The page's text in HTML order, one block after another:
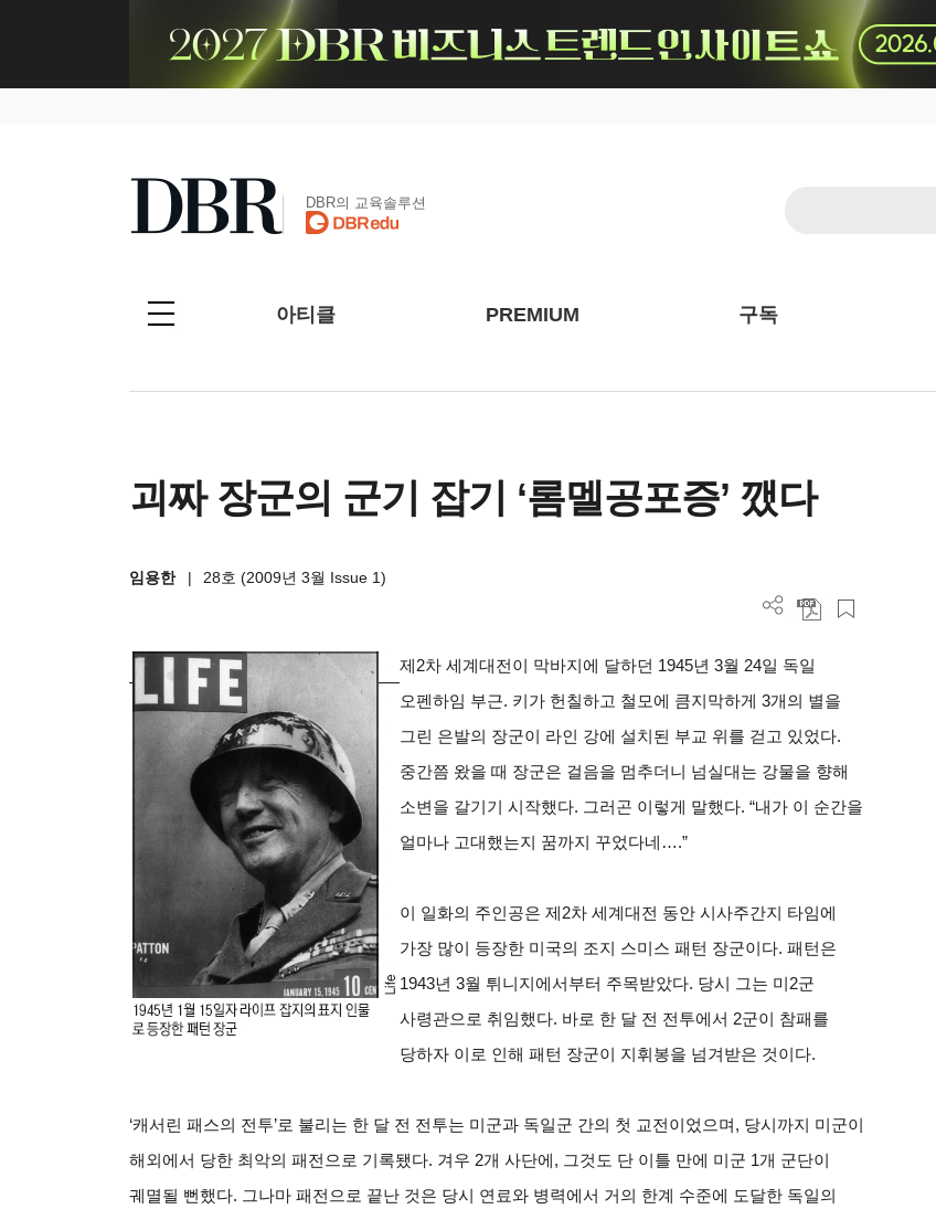
DBR의 교육솔루션
아티클 PREMIUM 구독
괴짜 장군의 군기 잡기 ‘롬멜공포증’ 깼다
임용한 | 28호 (2009년 3월 Issue 1)
제2차 세계대전이 막바지에 달하던 1945년 3월 24일 독일
오펜하임 부근. 키가 헌칠하고 철모에 큼지막하게 3개의 별을
그린 은발의 장군이 라인 강에 설치된 부교 위를 걷고 있었다.
중간쯤 왔을 때 장군은 걸음을 멈추더니 넘실대는 강물을 향해
소변을 갈기기 시작했다. 그러곤 이렇게 말했다. “내가 이 순간을
얼마나 고대했는지 꿈까지 꾸었다네….”
이 일화의 주인공은 제2차 세계대전 동안 시사주간지 타임에
가장 많이 등장한 미국의 조지 스미스 패턴 장군이다. 패턴은
1943년 3월 튀니지에서부터 주목받았다. 당시 그는 미2군
사령관으로 취임했다. 바로 한 달 전 전투에서 2군이 참패를
당하자 이로 인해 패턴 장군이 지휘봉을 넘겨받은 것이다.
‘캐서린 패스의 전투’로 불리는 한 달 전 전투는 미군과 독일군 간의 첫 교전이었으며, 당시까지 미군이
해외에서 당한 최악의 패전으로 기록됐다. 겨우 2개 사단에, 그것도 단 이틀 만에 미군 1개 군단이
궤멸될 뻔했다. 그나마 패전으로 끝난 것은 당시 연료와 병력에서 거의 한계 수준에 도달한 독일의